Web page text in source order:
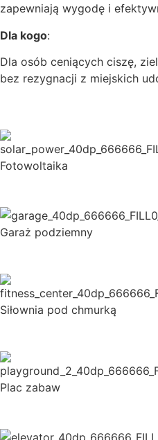
zapewniają wygodę i
Dla kogo:
Dla osób ceniących ciszę,
bez rezygnacji z miejskich
Fotowoltaika
Garaż podziemny
Siłownia pod chmurką
Plac zabaw